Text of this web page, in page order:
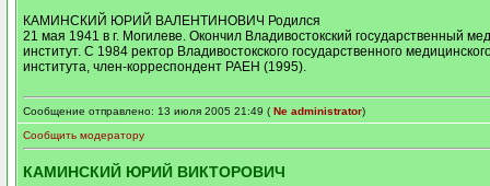
КАМИНСКИЙ ЮРИЙ ВАЛЕНТИНОВИЧ Родился
21 мая 1941 в г. Могилеве. Окончил Владивостокский государственный
институт. С 1984 ректор Владивостокского государственного
института, член-корреспондент РАЕН (1995).
Сообщение отправлено: 13 июля 2005 21:49 ( Ne administrator)
Сообщить модератору
КАМИНСКИЙ ЮРИЙ ВИКТОРОВИЧ